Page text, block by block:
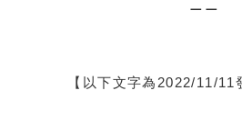
【以下文字為2022/11/11